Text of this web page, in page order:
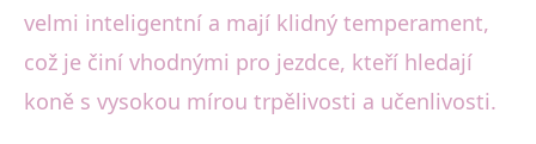
velmi inteligentní a mají klidný temperament,
což je činí vhodnými pro jezdce, kteří hledají
koně s vysokou mírou trpělivosti a učenlivosti.